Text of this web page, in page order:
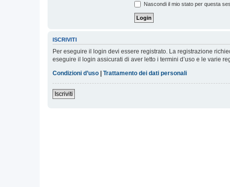
Nascondi il mio stato per questa
ISCRIVITI
Per eseguire il login devi essere registrato. La registrazione
eseguire il login assicurati di aver letto i termini d’uso e le varie
Condizioni d’uso | Trattamento dei dati personali
Iscriviti